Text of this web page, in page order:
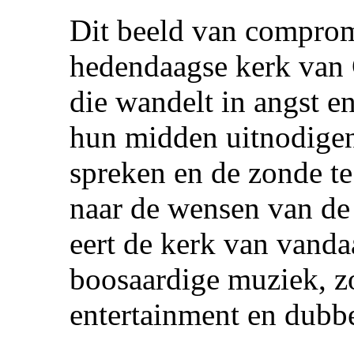
Dit beeld van
hedendaagse kerk
die wandelt in angst
hun midden
spreken en de zonde
naar de wensen van
eert de kerk van
boosaardige muziek,
entertainment en